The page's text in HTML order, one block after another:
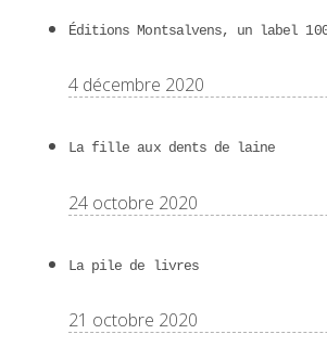
Éditions Montsalvens, un label
4 décembre 2020
La fille aux dents de laine
24 octobre 2020
La pile de livres
21 octobre 2020